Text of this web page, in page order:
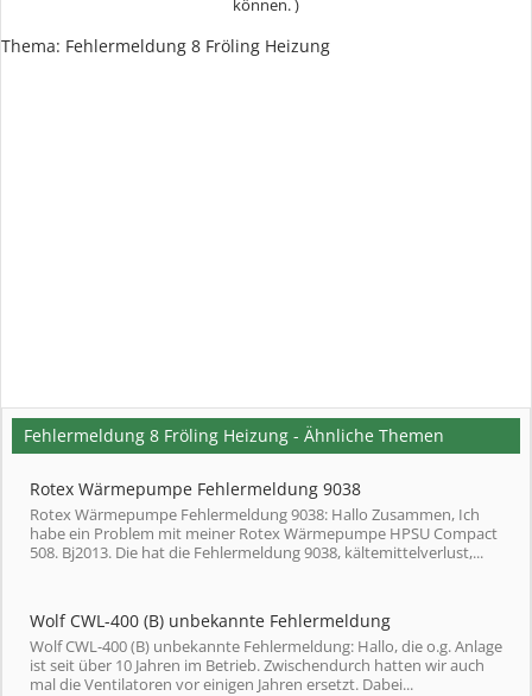
können. )
Thema: Fehlermeldung 8 Fröling Heizung
Fehlermeldung 8 Fröling Heizung - Ähnliche Themen
Rotex Wärmepumpe Fehlermeldung 9038
Rotex Wärmepumpe Fehlermeldung 9038: Hallo Zusammen, Ich
habe ein Problem mit meiner Rotex Wärmepumpe HPSU Compact
508. Bj2013. Die hat die Fehlermeldung 9038, kältemittelverlust,...
Wolf CWL-400 (B) unbekannte Fehlermeldung
Wolf CWL-400 (B) unbekannte Fehlermeldung: Hallo, die o.g. Anlage
ist seit über 10 Jahren im Betrieb. Zwischendurch hatten wir auch
mal die Ventilatoren vor einigen Jahren ersetzt. Dabei...